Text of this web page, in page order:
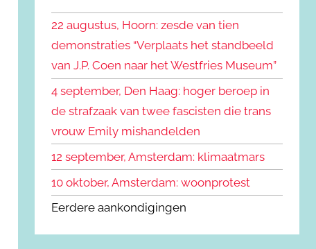
n
a
a
r
:
n
22 augustus, Hoorn: zesde van tien
demonstraties “Verplaats het standbeeld
van J.P. Coen naar het Westfries Museum”
4 september, Den Haag: hoger beroep in
de strafzaak van twee fascisten die trans
vrouw Emily mishandelden
12 september, Amsterdam: klimaatmars
10 oktober, Amsterdam: woonprotest
Eerdere aankondigingen